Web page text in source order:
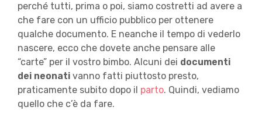
perché tutti, prima o poi, siamo costretti ad avere a
che fare con un ufficio pubblico per ottenere
qualche documento. E neanche il tempo di vederlo
nascere, ecco che dovete anche pensare alle
“carte” per il vostro bimbo. Alcuni dei documenti
dei neonativanno fatti piuttosto presto,
praticamente subito dopo il parto. Quindi, vediamo
quello che c’è da fare.